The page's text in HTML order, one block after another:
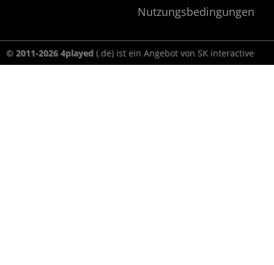
Nutzungsbedingungen
© 2011-2026 4played (.de) ist ein Angebot von SK interactive